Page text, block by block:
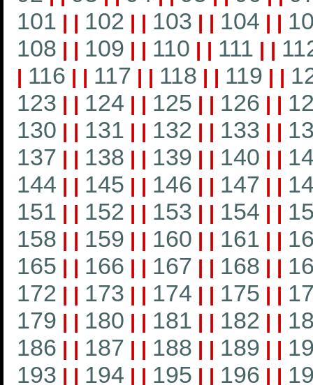
101 | | 102 | | 103 | | 104 | |
108 | | 109 | | 110 | | 111 | |
| 116 | | 117 | | 118 | | 119 | |
123 | | 124 | | 125 | | 126 | |
130 | | 131 | | 132 | | 133 | |
137 | | 138 | | 139 | | 140 | |
144 | | 145 | | 146 | | 147 | |
151 | | 152 | | 153 | | 154 | |
158 | | 159 | | 160 | | 161 | |
165 | | 166 | | 167 | | 168 | |
172 | | 173 | | 174 | | 175 | |
179 | | 180 | | 181 | | 182 | |
186 | | 187 | | 188 | | 189 | |
193 | | 194 | | 195 | | 196 | |